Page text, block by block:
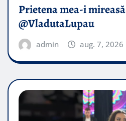
Prietena mea-i mireasă​
@VladutaLupau
admin aug. 7, 2026